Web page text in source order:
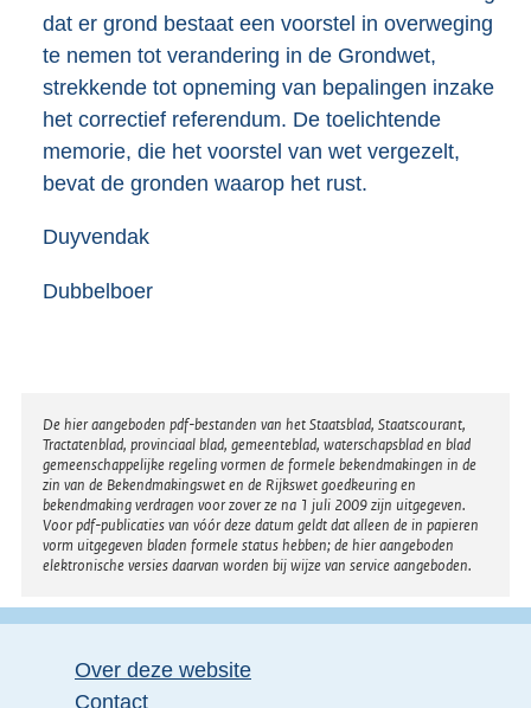
dat er grond bestaat een voorstel in overweging
te nemen tot verandering in de Grondwet,
strekkende tot opneming van bepalingen inzake
het correctief referendum. De toelichtende
memorie, die het voorstel van wet vergezelt,
bevat de gronden waarop het rust.
Duyvendak
Dubbelboer
Disclaimer
De hier aangeboden pdf-bestanden van het Staatsblad, Staatscourant,
Tractatenblad, provinciaal blad, gemeenteblad, waterschapsblad en blad
gemeenschappelijke regeling vormen de formele bekendmakingen in de
zin van de Bekendmakingswet en de Rijkswet goedkeuring en
bekendmaking verdragen voor zover ze na 1 juli 2009 zijn uitgegeven.
Voor pdf-publicaties van vóór deze datum geldt dat alleen de in papieren
vorm uitgegeven bladen formele status hebben; de hier aangeboden
elektronische versies daarvan worden bij wijze van service aangeboden.
Over deze website
Contact